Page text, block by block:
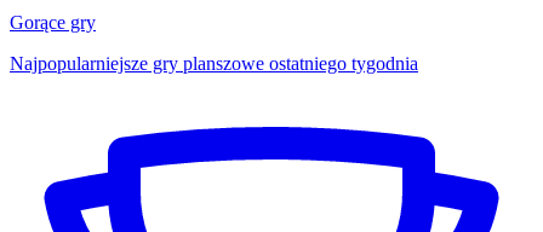
Gorące gry
Najpopularniejsze gry planszowe ostatniego tygodnia